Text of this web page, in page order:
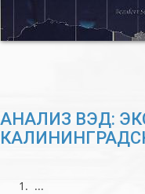
АНАЛИЗ ВЭД:
...